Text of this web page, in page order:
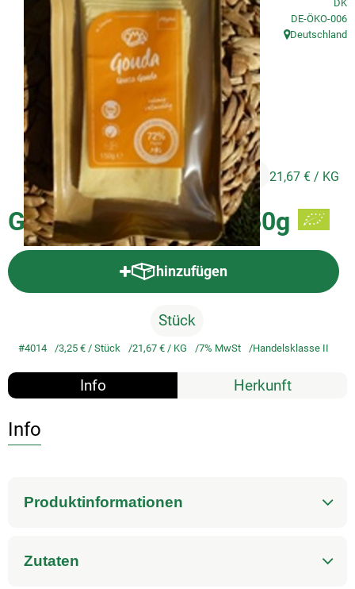
So geht's
Service
Unsere regionalen Erzeuger
Gouda in Scheiben, 150g
3,25 € / Stück 21,67 € / KG
DK
, Kontrollstelle:
DE-ÖKO-006
, Herkunft:
Deutschland
hinzufügen
Produkt zum Warenkorb
Stück
#4014 3,25 € / Stück 21,67 € / KG 7% MwSt Handelsklasse II
Info Herkunft
Info
Produktinformationen
Zutaten